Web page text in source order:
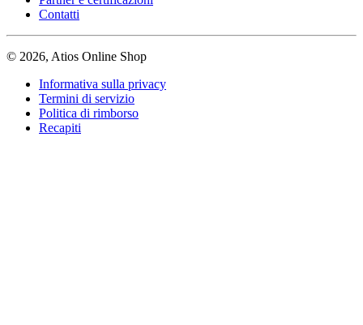
Contatti
© 2026, Atios Online Shop
Informativa sulla privacy
Termini di servizio
Politica di rimborso
Recapiti